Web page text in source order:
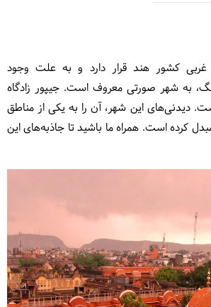
کشور هند قرار دارد و به علت وجود
به شهر صورتی معروف است. جیپور زادگاه
دیدنی‌های این شهر، آن را به یکی از مناطق
کرده است. همراه ما باشید تا جاذبه‌های این